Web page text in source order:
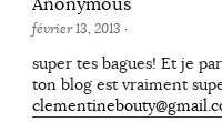
février 13, 2013 ·
super tes bagues! Et je
ton blog est vraiment